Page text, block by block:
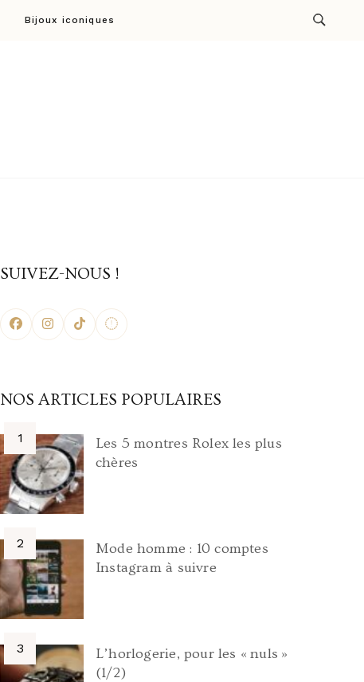
Bijoux iconiques
SUIVEZ-NOUS !
NOS ARTICLES POPULAIRES
Les 5 montres Rolex les plus
chères
Mode homme : 10 comptes
Instagram à suivre
L’horlogerie, pour les « nuls »
(1/2)